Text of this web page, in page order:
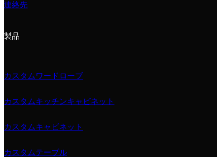
連絡先
製品
カスタムワードローブ
カスタムキッチンキャビネット
カスタムキャビネット
カスタムテーブル